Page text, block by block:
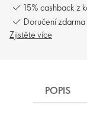
15% cashback z
Doručení
Zjistěte více
POPIS